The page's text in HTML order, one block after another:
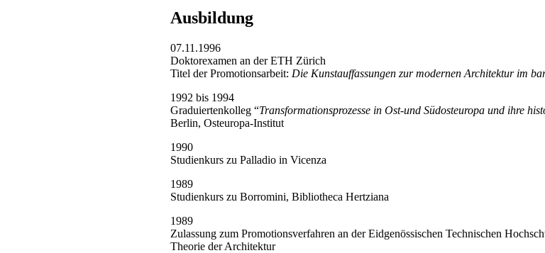
Ausbildung
07.11.1996
Doktorexamen an der ETH Zürich
Titel der Promotionsarbeit: Die Kunstauffassungen zur modernen Architektur im
1992 bis 1994
Graduiertenkolleg “Transformationsprozesse in Ost-und Südosteuropa und ihre
Berlin, Osteuropa-Institut
1990
Studienkurs zu Palladio in Vicenza
1989
Studienkurs zu Borromini, Bibliotheca Hertziana
1989
Zulassung zum Promotionsverfahren an der Eidgenössischen Technischen
Theorie der Architektur